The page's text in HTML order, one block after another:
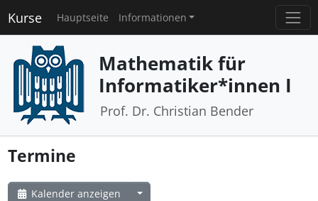
Kurse Hauptseite Informationen
Mathematik für
Informatiker*innen I
Prof. Dr. Christian Bender
Termine
Kalender anzeigen